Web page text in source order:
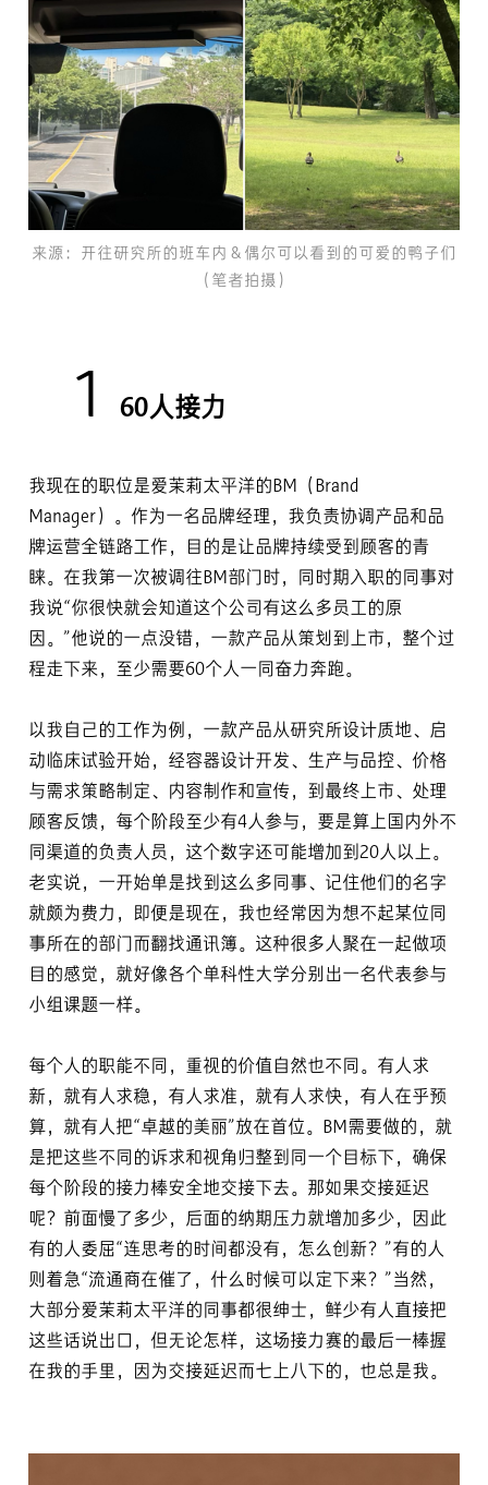
来源：开往研究所的班车内 & 偶尔可以看到的可爱的鸭子们
（笔者拍摄）
1 60人接力
我现在的职位是爱茉莉太平洋的BM（Brand
Manager）。作为一名品牌经理，我负责协调产品和品
牌运营全链路工作，目的是让品牌持续受到顾客的青
睐。在我第一次被调往BM部门时，同时期入职的同事对
我说“你很快就会知道这个公司有这么多员工的原
因。”他说的一点没错，一款产品从策划到上市，整个过
程走下来，至少需要60个人一同奋力奔跑。
以我自己的工作为例，一款产品从研究所设计质地、启
动临床试验开始，经容器设计开发、生产与品控、价格
与需求策略制定、内容制作和宣传，到最终上市、处理
顾客反馈，每个阶段至少有4人参与，要是算上国内外不
同渠道的负责人员，这个数字还可能增加到20人以上。
老实说，一开始单是找到这么多同事、记住他们的名字
就颇为费力，即便是现在，我也经常因为想不起某位同
事所在的部门而翻找通讯簿。这种很多人聚在一起做项
目的感觉，就好像各个单科性大学分别出一名代表参与
小组课题一样。
每个人的职能不同，重视的价值自然也不同。有人求
新，就有人求稳，有人求准，就有人求快，有人在乎预
算，就有人把“卓越的美丽”放在首位。BM需要做的，就
是把这些不同的诉求和视角归整到同一个目标下，确保
每个阶段的接力棒安全地交接下去。那如果交接延迟
呢？前面慢了多少，后面的纳期压力就增加多少，因此
有的人委屈“连思考的时间都没有，怎么创新？”有的人
则着急“流通商在催了，什么时候可以定下来？”当然，
大部分爱茉莉太平洋的同事都很绅士，鲜少有人直接把
这些话说出口，但无论怎样，这场接力赛的最后一棒握
在我的手里，因为交接延迟而七上八下的，也总是我。